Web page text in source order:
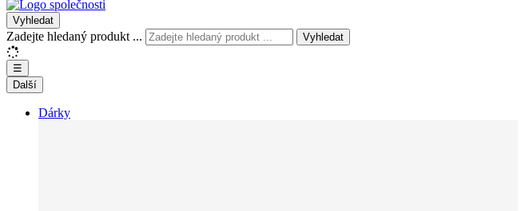
Vyhledat
Zadejte hledaný produkt ... Vyhledat
☰
Další
Dárky